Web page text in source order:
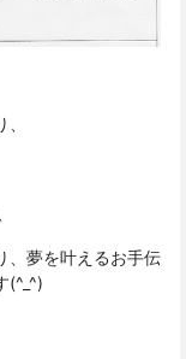
、夢を叶えるお手伝
(^_^)